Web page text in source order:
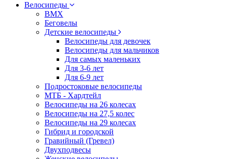
Велосипеды
BMX
Беговелы
Детские велосипеды
Велосипеды для девочек
Велосипеды для мальчиков
Для самых маленьких
Для 3-6 лет
Для 6-9 лет
Подростоковые велосипеды
МТБ - Хардтейл
Велосипеды на 26 колесах
Велосипеды на 27,5 колес
Велосипеды на 29 колесах
Гибрид и городской
Гравийный (Гревел)
Двухподвесы